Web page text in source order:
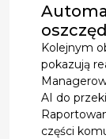
Kolejnym
pokazują
AI do
części